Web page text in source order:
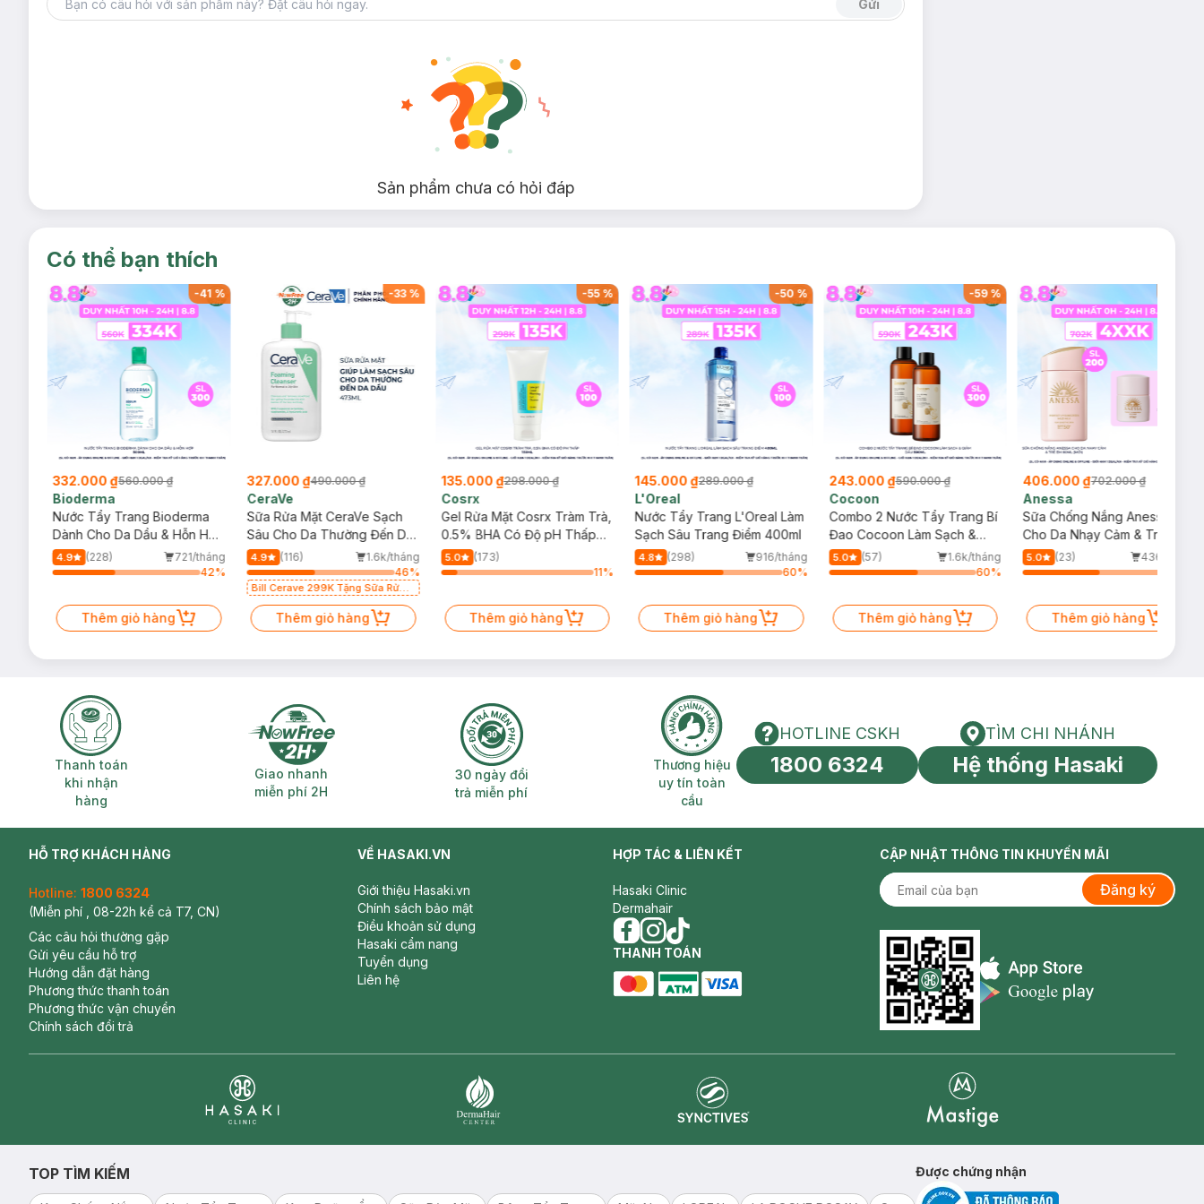
Bảo quản:
Nơi khô ráo thoáng mát
Tránh ánh nắng trực tiếp
Thương Hiệu: ATZ Healthy Life
Dung Tích: 100ml
Gửi
Sản phẩm chưa có hỏi đáp
Có thể bạn thích
-41 %
332.000 ₫560.000 ₫
Bioderma
Nước Tẩy Trang Bioderma
Dành Cho Da Dầu & Hỗn Hợp
500ml
4.9 (228)
721/tháng
42%
Thêm giỏ hàng
-33%
327.000 ₫490.000 ₫
CeraVe
Sữa Rửa Mặt CeraVe Sạch
Sâu Cho Da Thường Đến Da
Dầu 473ml
4.9 (116)
1.6k/tháng
46%
Bill Cerave 299K Tặng Sữa Rửa
Mặt Cerave 30ml (SL có hạn)
Thêm giỏ hàng
-55%
135.000 ₫298.000 ₫
Cosrx
Gel Rửa Mặt Cosrx Tràm Trà,
0.5% BHA Có Độ pH Thấp
150ml
5.0
(173)
11%
Thêm giỏ hàng
-50 %
145.000 ₫289.000 ₫
L'Oreal
Nước Tẩy Trang L'Oreal Làm
Sạch Sâu Trang Điểm 400ml
4.8 (298)
916/tháng
60%
Thêm giỏ hàng
-59%
243.000 ₫590.000 ₫
Cocoon
Combo 2 Nước Tẩy Trang Bí
Đao Cocoon Làm Sạch &
Giảm Dầu 500ml
5.0 (57)
1.6k/tháng
60%
Thêm giỏ hàng
406.000 ₫702.000 ₫
Anessa
Sữa Chống Nắng Anessa
Cho Da Nhạy Cảm & Trẻ Em
60ml (Mới)
5.0 (23)
436/tháng
Thêm giỏ hàng
Thanh toán khi nhận hàng
Thanh toán
khi nhận
hàng
Giao nhanh miễn phí 2H
Giao nhanh
miễn phí 2H
30 ngày đổi trả miễn phí
30 ngày đổi
trả miễn phí
Thương hiệu uy tín toàn cầu
Thương hiệu
uy tín toàn
cầu
HOTLINE CSKH
HOTLINE CSKH
1800 6324
Tìm chi nhánh
TÌM CHI NHÁNH
Hệ thống Hasaki
HỖ TRỢ KHÁCH HÀNG
Hotline: 1800 6324
(Miễn phí , 08-22h kể cả T7, CN)
Các câu hỏi thường gặp
Gửi yêu cầu hỗ trợ
Hướng dẫn đặt hàng
Phương thức thanh toán
Phương thức vận chuyển
Chính sách đổi trả
VỀ HASAKI.VN
Giới thiệu Hasaki.vn
Chính sách bảo mật
Điều khoản sử dụng
Hasaki cẩm nang
Tuyển dụng
Liên hệ
HỢP TÁC & LIÊN KẾT
Hasaki Clinic
Dermahair
facebook
instagram
tiktok
THANH TOÁN
CẬP NHẬT THÔNG TIN KHUYẾN MÃI
Đăng ký
Appstore icon
TOP TÌM KIẾM Được chứng nhận